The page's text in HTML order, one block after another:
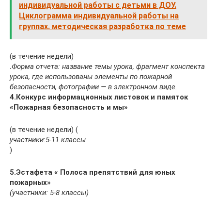
индивидуальной работы с детьми в ДОУ.
Циклограмма индивидуальной работы на
группах. методическая разработка по теме
(в течение недели)
.Форма отчета: название темы урока, фрагмент конспекта
урока, где использованы элементы по пожарной
безопасности, фотографии — в электронном виде.
4.Конкурс информационных листовок и памяток
«Пожарная безопасность и мы»
(в течение недели) (
участники:5-11 классы
)
5.Эстафета « Полоса препятствий для юных
пожарных»
(участники: 5-8 классы)